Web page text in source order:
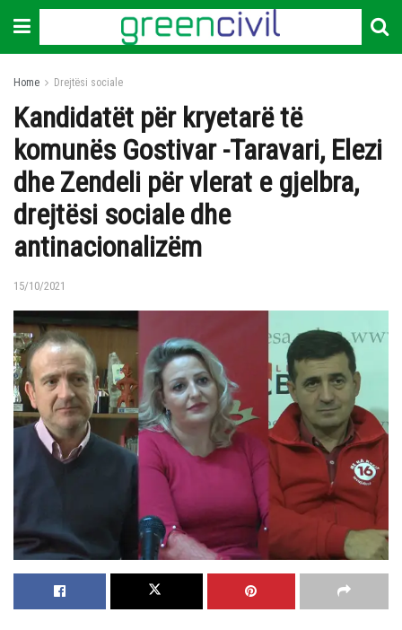
Home Drejtësi sociale
Kandidatët për kryetarë të
komunës Gostivar -Taravari, Elezi
dhe Zendeli për vlerat e gjelbra,
drejtësi sociale dhe
antinacionalizëm
15/10/2021